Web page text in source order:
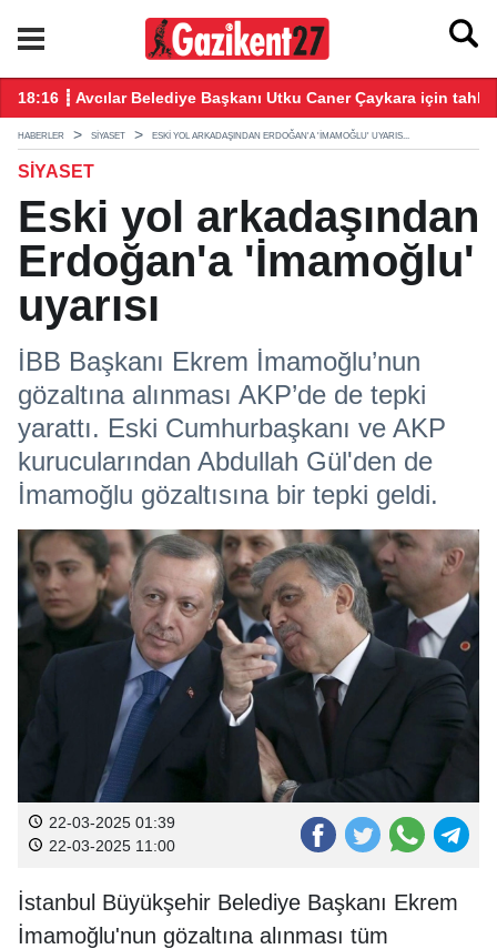
18:16 ┋ Avcılar Belediye Başkanı Utku Caner Çaykara için
HABERLER SIYASET ESKI YOL ARKADAŞINDAN ERDOĞAN'A 'İMAMOĞLU' UYARIS...
SIYASET
Eski yol arkadaşından
Erdoğan'a 'İmamoğlu'
uyarısı
İBB Başkanı Ekrem İmamoğlu’nun
gözaltına alınması AKP’de de tepki
yarattı. Eski Cumhurbaşkanı ve AKP
kurucularından Abdullah Gül'den de
İmamoğlu gözaltısına bir tepki geldi.
22-03-2025 01:39
22-03-2025 11:00
İstanbul Büyükşehir Belediye Başkanı Ekrem
İmamoğlu'nun gözaltına alınması tüm